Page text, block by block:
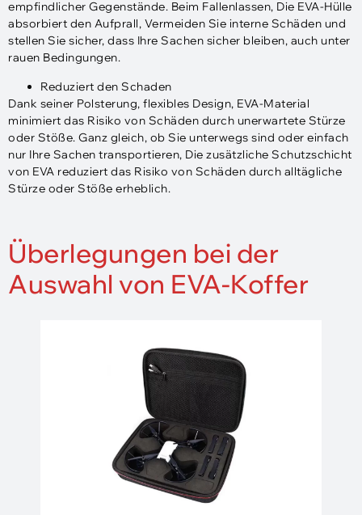
empfindlicher Gegenstände. Beim Fallenlassen, Die EVA-Hülle
absorbiert den Aufprall, Vermeiden Sie interne Schäden und
stellen Sie sicher, dass Ihre Sachen sicher bleiben, auch unter
rauen Bedingungen.
Reduziert den Schaden
Dank seiner Polsterung, flexibles Design, EVA-Material
minimiert das Risiko von Schäden durch unerwartete Stürze
oder Stöße. Ganz gleich, ob Sie unterwegs sind oder einfach
nur Ihre Sachen transportieren, Die zusätzliche Schutzschicht
von EVA reduziert das Risiko von Schäden durch alltägliche
Stürze oder Stöße erheblich.
Überlegungen bei der
Auswahl von EVA-Koffer